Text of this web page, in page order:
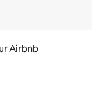
Airbnb